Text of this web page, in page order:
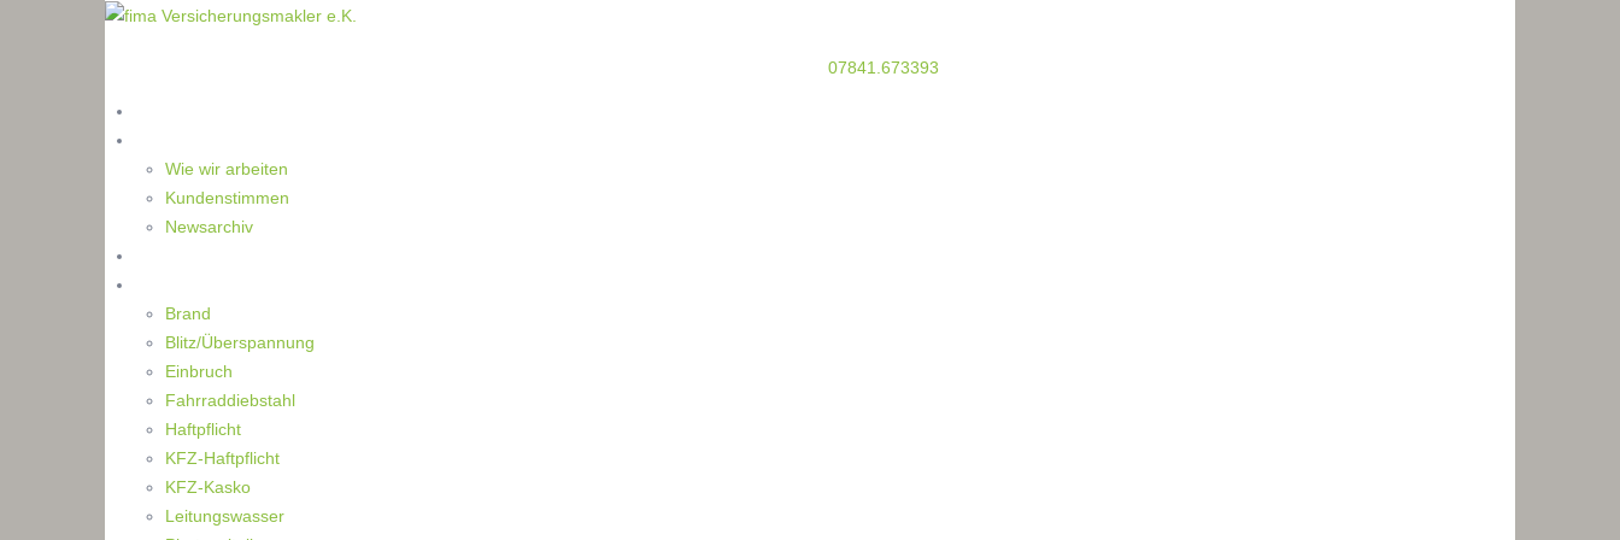
07841.673393
Wie wir arbeiten
Kundenstimmen
Newsarchiv
Brand
Blitz/Überspannung
Einbruch
Fahrraddiebstahl
Haftpflicht
KFZ-Haftpflicht
KFZ-Kasko
Leitungswasser